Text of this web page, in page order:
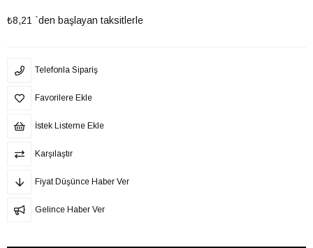
₺8,21 `den başlayan taksitlerle
Telefonla Sipariş
Favorilere Ekle
İstek Listeme Ekle
Karşılaştır
Fiyat Düşünce Haber Ver
Gelince Haber Ver